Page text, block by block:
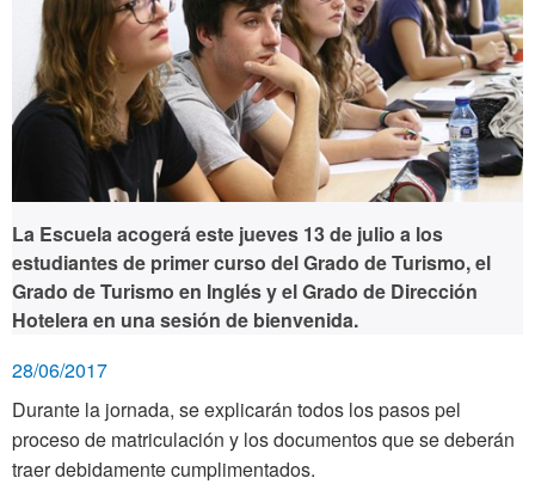
La Escuela acogerá este jueves 13 de julio a los
estudiantes de primer curso del Grado de Turismo, el
Grado de Turismo en Inglés y el Grado de Dirección
Hotelera en una sesión de bienvenida.
28/06/2017
Durante la jornada, se explicarán todos los pasos pel
proceso de matriculación y los documentos que se deberán
traer debidamente cumplimentados.